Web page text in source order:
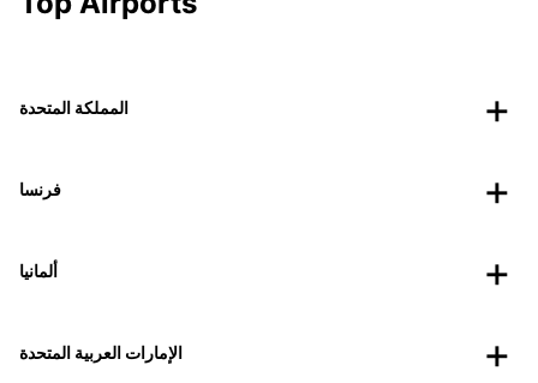
المملكة المتحدة
فرنسا
ألمانيا
الإمارات العربية المتحدة